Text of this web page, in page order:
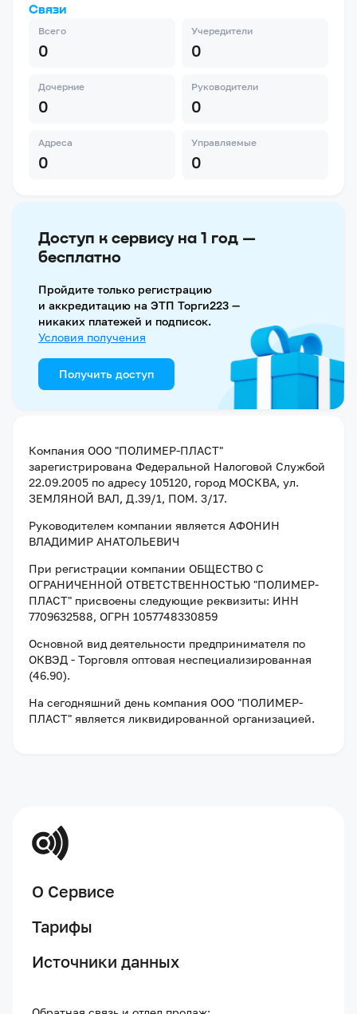
Связи
Всего
0
Учередители
0
Дочерние
0
Руководители
0
Адреса
0
Управляемые
0
Доступ к сервису на 1 год —
бесплатно
Пройдите только регистрацию
и аккредитацию на ЭТП Торги223 —
никаких платежей и подписок.
Условия получения
Получить доступ
Компания ООО "ПОЛИМЕР-ПЛАСТ"
зарегистрирована Федеральной Налоговой Службой
22.09.2005 по адресу 105120, город МОСКВА, ул.
ЗЕМЛЯНОЙ ВАЛ, Д.39/1, ПОМ. 3/17.
Руководителем компании является АФОНИН
ВЛАДИМИР АНАТОЛЬЕВИЧ
При регистрации компании ОБЩЕСТВО С
ОГРАНИЧЕННОЙ ОТВЕТСТВЕННОСТЬЮ "ПОЛИМЕР-
ПЛАСТ" присвоены следующие реквизиты: ИНН
7709632588, ОГРН 1057748330859
Основной вид деятельности предпринимателя по
ОКВЭД - Торговля оптовая неспециализированная
(46.90).
На сегодняшний день компания ООО "ПОЛИМЕР-
ПЛАСТ" является ликвидированной организацией.
О Сервисе
Тарифы
Источники данных